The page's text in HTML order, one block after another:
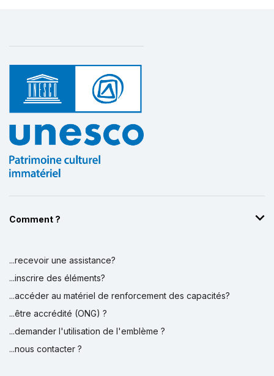
Comment ?
...recevoir une assistance?
...inscrire des éléments?
...accéder au matériel de renforcement des capacités?
...être accrédité (ONG) ?
...demander l'utilisation de l'emblème ?
...nous contacter ?